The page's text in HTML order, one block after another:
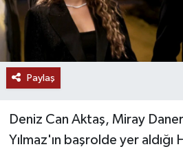
Paylaş
Deniz Can Aktaş, Miray
Yılmaz'ın başrolde yer
Haber Arşivi